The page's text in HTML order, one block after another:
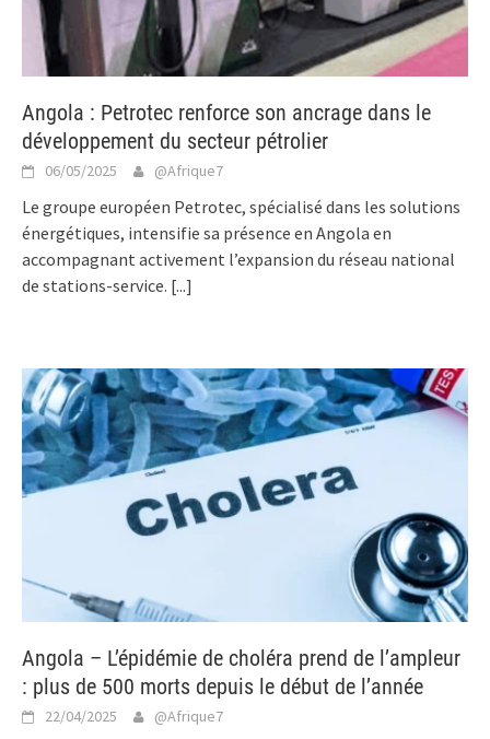
Angola : Petrotec renforce son ancrage dans le
développement du secteur pétrolier
06/05/2025 @Afrique7
Le groupe européen Petrotec, spécialisé dans les solutions
énergétiques, intensifie sa présence en Angola en
accompagnant activement l’expansion du réseau national
de stations-service. [...]
Angola – L’épidémie de choléra prend de l’ampleur
: plus de 500 morts depuis le début de l’année
22/04/2025 @Afrique7